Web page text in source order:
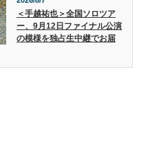
＜手越祐也＞全国ソロツア
ー、9月12日ファイナル公演
の模様を独占生中継でお届